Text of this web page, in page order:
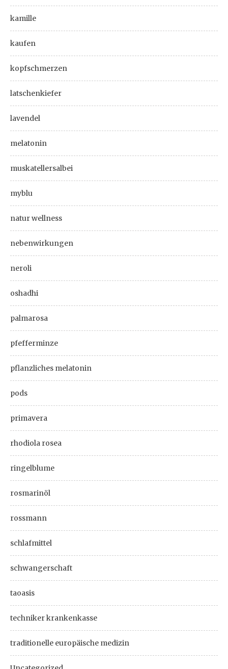
kamille
kaufen
kopfschmerzen
latschenkiefer
lavendel
melatonin
muskatellersalbei
myblu
natur wellness
nebenwirkungen
neroli
oshadhi
palmarosa
pfefferminze
pflanzliches melatonin
pods
primavera
rhodiola rosea
ringelblume
rosmarinöl
rossmann
schlafmittel
schwangerschaft
taoasis
techniker krankenkasse
traditionelle europäische medizin